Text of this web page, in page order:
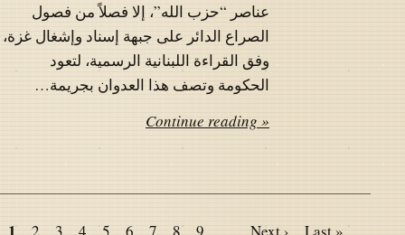
عناصر “حزب الله”، إلا فصلاً من فصول
الصراع الدائر على جبهة إسناد وإشغال غزة،
وفق القراءة اللبنانية الرسمية، لتعود
الحكومة وتصف هذا العدوان بجريمة…
Continue reading »
Pagination
Page
1 Page
2 Page
3 Page
4 Page
5 Page
6 Page
7 Page
8 Page
9 …
Next
Next ›
Last
Last »